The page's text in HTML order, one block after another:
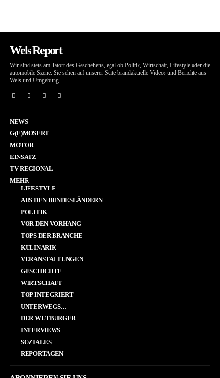
Wels Report
Wir sind stets am Tatort des Geschehens, egal ob Politik, Wirtschaft, Lifestyle oder die
automobile Szene. Sie sehen auf unserer Seite brandaktuelle Videos und Berichte aus
Wels und Umgebung.
NEWS
G(E)MOSERT
MOTOR
EINSATZ
TV REGIONAL
MEHR
LIFESTYLE
AUS DEN BUNDESLÄNDERN
POLITIK
VOR DEN VORHANG
TOPS DER BRANCHE
KULINARIK
VERANSTALTUNGEN
GESCHICHTE
WIRTSCHAFT
TOP INTEGRIERT
UNTERWEGS…
DER WUTBÜRGER
INTERVIEWS
SOZIALES
REPORTAGEN